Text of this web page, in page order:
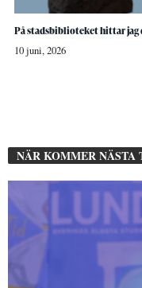
På stadsbiblioteket hittar jag
10 juni, 2026
NÄR KOMMER NÄSTA